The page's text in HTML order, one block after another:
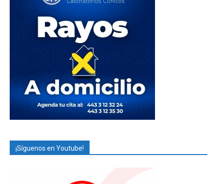
¡Síguenos en Youtube!